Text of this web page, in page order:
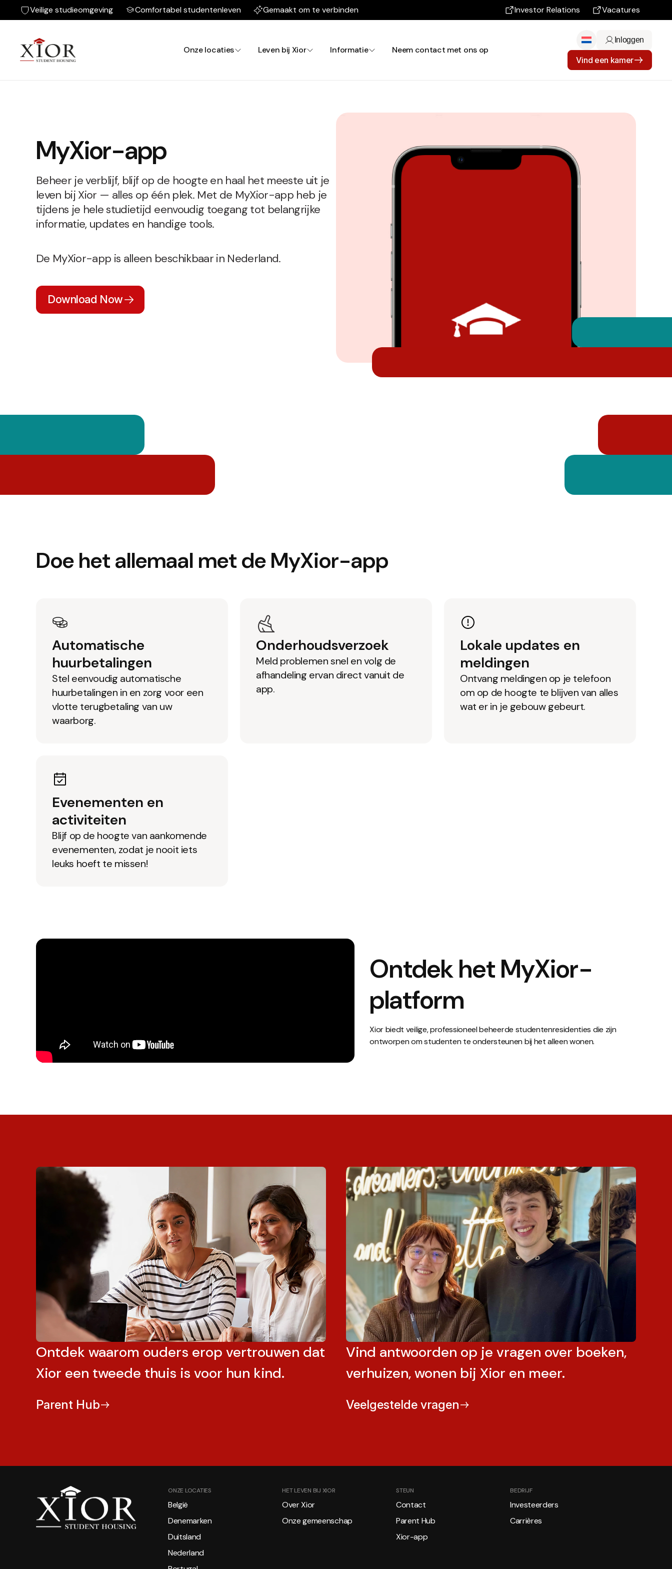
Veilige studieomgeving Comfortabel studentenleven Gemaakt om te verbinden Investor Relations Vacatures
Onze locaties Leven bij Xior Informatie Neem contact met ons op
Inloggen
Vind een kamer
MyXior-app
Beheer je verblijf, blijf op de hoogte en haal het meeste uit je
leven bij Xior — alles op één plek. Met de MyXior-app heb je
tijdens je hele studietijd eenvoudig toegang tot belangrijke
informatie, updates en handige tools.
De MyXior-app is alleen beschikbaar in Nederland.
Download Now
Doe het allemaal met de MyXior-app
Automatische
huurbetalingen
Stel eenvoudig automatische
huurbetalingen in en zorg voor een
vlotte terugbetaling van uw
waarborg.
Onderhoudsverzoek
Meld problemen snel en volg de
afhandeling ervan direct vanuit de
app.
Lokale updates en
meldingen
Ontvang meldingen op je telefoon
om op de hoogte te blijven van alles
wat er in je gebouw gebeurt.
Evenementen en
activiteiten
Blijf op de hoogte van aankomende
evenementen, zodat je nooit iets
leuks hoeft te missen!
Ontdek het MyXior-
platform
Xior biedt veilige, professioneel beheerde studentenresidenties die zijn
ontworpen om studenten te ondersteunen bij het alleen wonen.
Ontdek waarom ouders erop vertrouwen dat
Xior een tweede thuis is voor hun kind.
Parent Hub
Vind antwoorden op je vragen over boeken,
verhuizen, wonen bij Xior en meer.
Veelgestelde vragen
ONZE LOCATIES
België
Denemarken
Duitsland
Nederland
HET LEVEN BIJ XIOR
Over Xior
Onze gemeenschap
STEUN
Contact
Parent Hub
Xior-app
BEDRIJF
Investeerders
Carrières